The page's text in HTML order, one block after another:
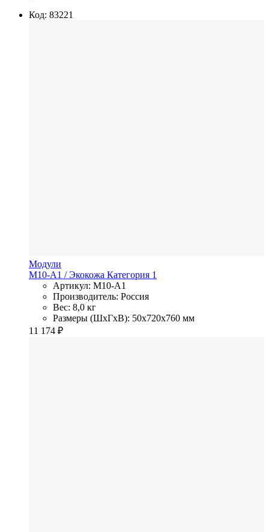
Код: 83221
Модули
M10-A1 / Экокожа Категория 1
Артикул: M10-A1
Производитель: Россия
Вес: 8,0 кг
Размеры (ШхГхВ): 50x720x760 мм
11 174 ₽